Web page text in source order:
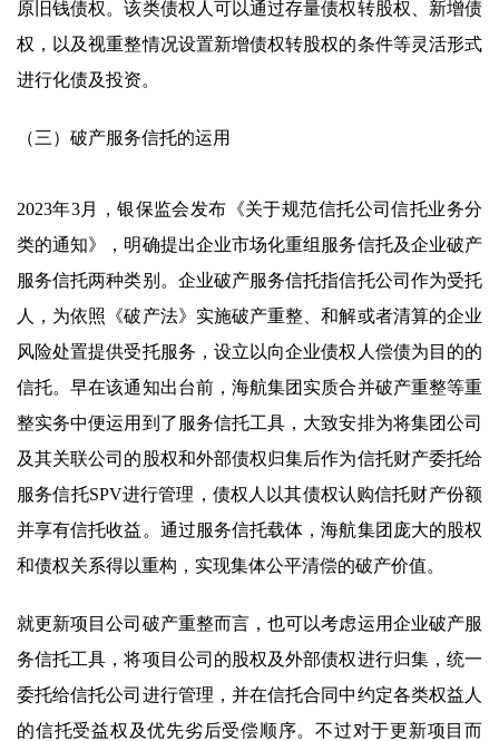
原旧钱债权。该类债权人可以通过存量债权转股权、新增债
权，以及视重整情况设置新增债权转股权的条件等灵活形式
进行化债及投资。
（三）破产服务信托的运用
2023年3月，银保监会发布《关于规范信托公司信托业务分
类的通知》，明确提出企业市场化重组服务信托及企业破产
服务信托两种类别。企业破产服务信托指信托公司作为受托
人，为依照《破产法》实施破产重整、和解或者清算的企业
风险处置提供受托服务，设立以向企业债权人偿债为目的的
信托。早在该通知出台前，海航集团实质合并破产重整等重
整实务中便运用到了服务信托工具，大致安排为将集团公司
及其关联公司的股权和外部债权归集后作为信托财产委托给
服务信托SPV进行管理，债权人以其债权认购信托财产份额
并享有信托收益。通过服务信托载体，海航集团庞大的股权
和债权关系得以重构，实现集体公平清偿的破产价值。
就更新项目公司破产重整而言，也可以考虑运用企业破产服
务信托工具，将项目公司的股权及外部债权进行归集，统一
委托给信托公司进行管理，并在信托合同中约定各类权益人
的信托受益权及优先劣后受偿顺序。不过对于更新项目而